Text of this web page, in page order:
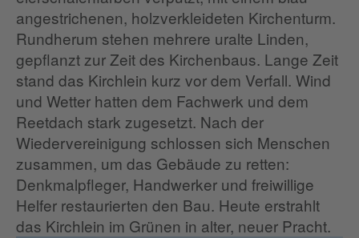
angestrichenen, holzverkleideten Kirchenturm.
Rundherum stehen mehrere uralte Linden,
gepflanzt zur Zeit des Kirchenbaus. Lange Zeit
stand das Kirchlein kurz vor dem Verfall. Wind
und Wetter hatten dem Fachwerk und dem
Reetdach stark zugesetzt. Nach der
Wiedervereinigung schlossen sich Menschen
zusammen, um das Gebäude zu retten:
Denkmalpfleger, Handwerker und freiwillige
Helfer restaurierten den Bau. Heute erstrahlt
das Kirchlein im Grünen in alter, neuer Pracht.